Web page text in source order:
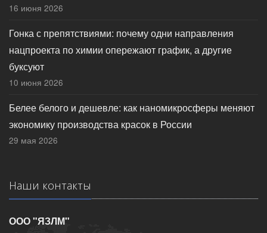
16 июня 2026
Гонка с препятствиями: почему одни направления
нацпроекта по химии опережают график, а другие
буксуют
10 июня 2026
Белее белого и дешевле: как наномикросферы меняют
экономику производства красок в России
29 мая 2026
Наши контакты
ООО "ЯЗЛМ"